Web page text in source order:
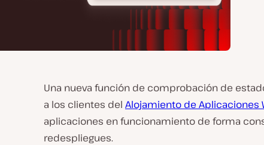
Una nueva función de comprobación de
a los clientes del Alojamiento de Aplicaciones
aplicaciones en funcionamiento de forma
redespliegues.